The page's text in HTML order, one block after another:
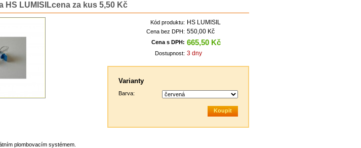
HS LUMISILcena za kus 5,50 Kč
Kód produktu: HS LUMISIL
Cena bez DPH: 550,00 Kč
Cena s DPH: 665,50 Kč
Dostupnost: 3 dny
Varianty
Barva:
plombovacím systémem.